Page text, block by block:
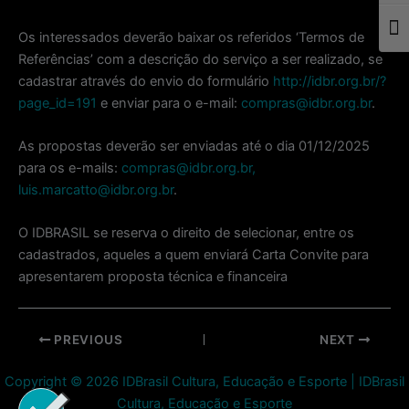
Os interessados deverão baixar os referidos ‘Termos de
Referências’ com a descrição do serviço a ser realizado, se
cadastrar através do envio do formulário http://idbr.org.br/?
page_id=191 e enviar para o e-mail: compras@idbr.org.br.
As propostas deverão ser enviadas até o dia 01/12/2025
para os e-mails: compras@idbr.org.br,
luis.marcatto@idbr.org.br.
O IDBRASIL se reserva o direito de selecionar, entre os
cadastrados, aqueles a quem enviará Carta Convite para
apresentarem proposta técnica e financeira
Post
PREVIOUS NEXT
Copyright © 2026 IDBrasil Cultura, Educação e Esporte | IDBrasil
Cultura, Educação e Esporte